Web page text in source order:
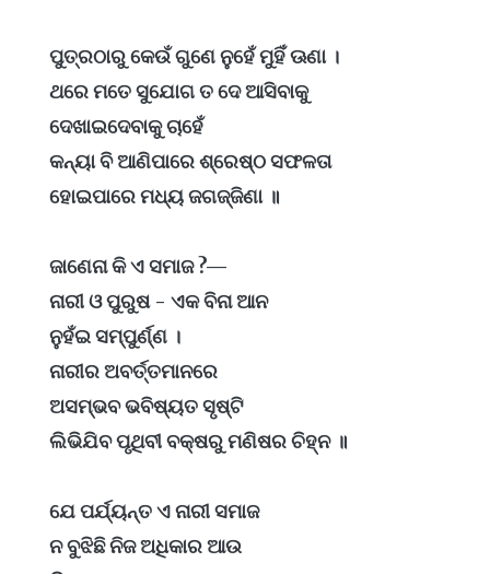
ପୁତ୍ରଠାରୁ କେଉଁ ଗୁଣେ ନୁହେଁ ମୁହିଁ ଊଣା ।
ଥରେ ମତେ ସୁଯୋଗ ତ ଦେ ଆସିବାକୁ
ଦେଖାଇଦେବାକୁ ଚାହେଁ
କନ୍ୟା ବି ଆଣିପାରେ ଶ୍ରେଷ୍ଠ ସଫଳତା
ହୋଇପାରେ ମଧ୍ୟ ଜଗଜ୍ଜିଣା ॥
ଜାଣେନା କି ଏ ସମାଜ ?—
ନାରୀ ଓ ପୁରୁଷ - ଏକ ବିନା ଆନ
ନୁହଁଇ ସମ୍ପୁର୍ଣ୍ଣ ।
ନାରୀର ଅବର୍ତ୍ତମାନରେ
ଅସମ୍ଭବ ଭବିଷ୍ୟତ ସୃଷ୍ଟି
ଲିଭିଯିବ ପୃଥିବୀ ବକ୍ଷରୁ ମଣିଷର ଚିହ୍ନ ॥
ଯେ ପର୍ଯ୍ୟନ୍ତ ଏ ନାରୀ ସମାଜ
ନ ବୁଝିଛି ନିଜ ଅଧିକାର ଆଉ